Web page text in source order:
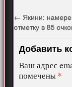
← Якини:
отметку в 85
Добавить
Ваш адрес
помечены *